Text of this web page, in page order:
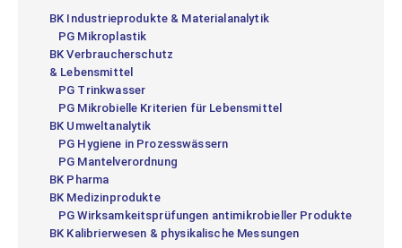
BK Industrieprodukte & Materialanalytik
PG Mikroplastik
BK Verbraucherschutz
& Lebensmittel
PG Trinkwasser
PG Mikrobielle Kriterien für Lebensmittel
BK Umweltanalytik
PG Hygiene in Prozesswässern
PG Mantelverordnung
BK Pharma
BK Medizinprodukte
PG Wirksamkeitsprüfungen antimikrobieller Produkte
BK Kalibrierwesen & physikalische Messungen